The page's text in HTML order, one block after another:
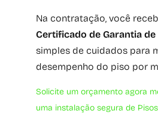
Na contratação, você
Certificado de Garantia de
simples de cuidados para
desempenho do piso por
Solicite um orçamento agora
uma instalação segura de